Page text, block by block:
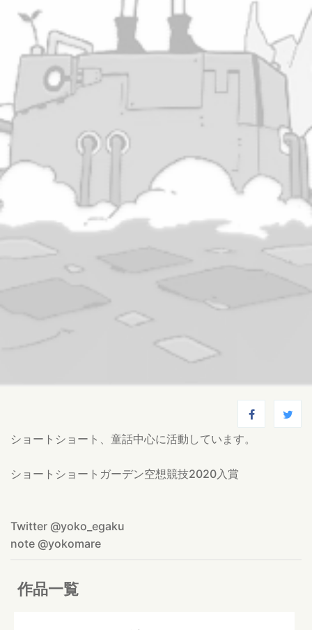
ショートショート、童話中心に活動しています。
ショートショートガーデン空想競技2020入賞
Twitter @yoko_egaku
note @yokomare
作品一覧